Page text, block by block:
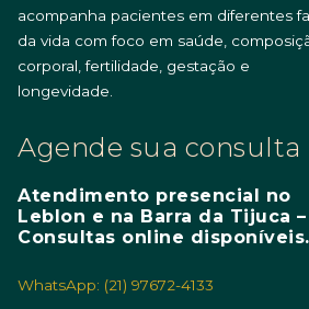
acompanha pacientes em diferentes
da vida com foco em saúde,
corporal, fertilidade, gestação e
longevidade.
Agende sua consulta
Atendimento presencial no
Leblon e na Barra da Tijuca –
Consultas online disponíveis.
WhatsApp: (21) 97672-4133